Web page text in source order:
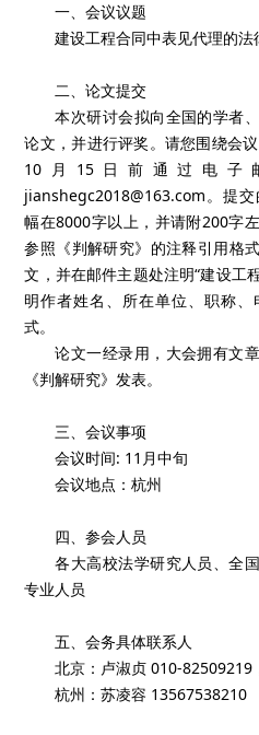
一、会议议题
建设工程合同中表见代理的
二、论文提交
本次研讨会拟向全国的学者
论文，并进行评奖。请您围绕会
10月15日前通过电子
jianshegc2018@163.com。提
幅在8000字以上，并请附200字
参照《判解研究》的注释引用格
文，并在邮件主题处注明“建设工
明作者姓名、所在单位、职称
式。
论文一经录用，大会拥有文
《判解研究》发表。
三、会议事项
会议时间: 11月中旬
会议地点：杭州
四、参会人员
各大高校法学研究人员、全
专业人员
五、会务具体联系人
北京：卢淑贞 010-
杭州：苏凌容 13567538210